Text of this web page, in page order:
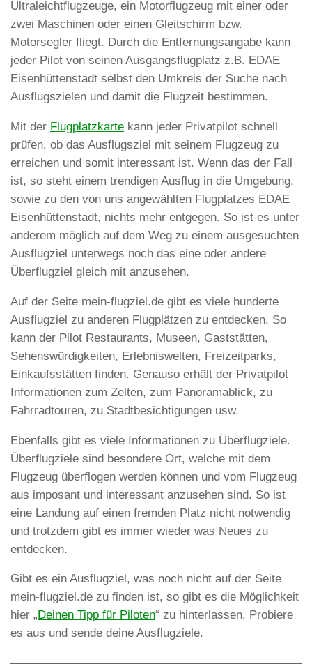
Ultraleichtflugzeuge, ein Motorflugzeug mit einer oder
zwei Maschinen oder einen Gleitschirm bzw.
Motorsegler fliegt. Durch die Entfernungsangabe kann
jeder Pilot von seinen Ausgangsflugplatz z.B. EDAE
Eisenhüttenstadt selbst den Umkreis der Suche nach
Ausflugszielen und damit die Flugzeit bestimmen.
Mit der Flugplatzkarte kann jeder Privatpilot schnell
prüfen, ob das Ausflugsziel mit seinem Flugzeug zu
erreichen und somit interessant ist. Wenn das der Fall
ist, so steht einem trendigen Ausflug in die Umgebung,
sowie zu den von uns angewählten Flugplatzes EDAE
Eisenhüttenstadt, nichts mehr entgegen. So ist es unter
anderem möglich auf dem Weg zu einem ausgesuchten
Ausflugziel unterwegs noch das eine oder andere
Überflugziel gleich mit anzusehen.
Auf der Seite mein-flugziel.de gibt es viele hunderte
Ausflugziel zu anderen Flugplätzen zu entdecken. So
kann der Pilot Restaurants, Museen, Gaststätten,
Sehenswürdigkeiten, Erlebniswelten, Freizeitparks,
Einkaufsstätten finden. Genauso erhält der Privatpilot
Informationen zum Zelten, zum Panoramablick, zu
Fahrradtouren, zu Stadtbesichtigungen usw.
Ebenfalls gibt es viele Informationen zu Überflugziele.
Überflugziele sind besondere Ort, welche mit dem
Flugzeug überflogen werden können und vom Flugzeug
aus imposant und interessant anzusehen sind. So ist
eine Landung auf einen fremden Platz nicht notwendig
und trotzdem gibt es immer wieder was Neues zu
entdecken.
Gibt es ein Ausflugziel, was noch nicht auf der Seite
mein-flugziel.de zu finden ist, so gibt es die Möglichkeit
hier „ Deinen Tipp für Piloten“ zu hinterlassen. Probiere
es aus und sende deine Ausflugziele.